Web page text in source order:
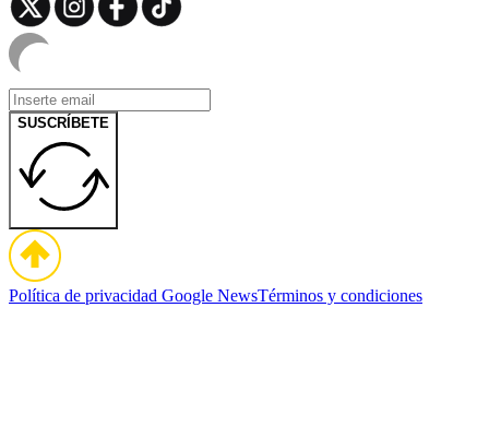
SUSCRÍBETE
Política de privacidad Google NewsTérminos y condiciones